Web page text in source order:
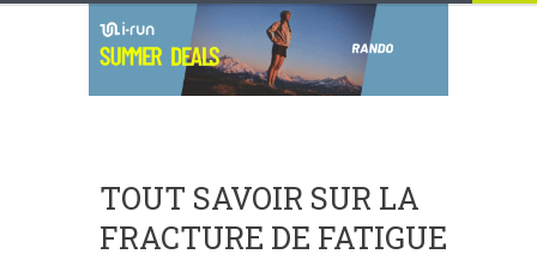
TOUT SAVOIR SUR LA
FRACTURE DE FATIGUE